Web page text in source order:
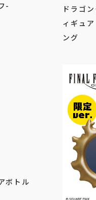
-
ボトル
ドラゴ
ィギュ
ング